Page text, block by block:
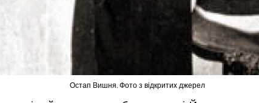
Остап Вишня. Фото з відкритих джерел